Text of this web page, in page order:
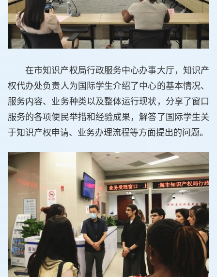
在市知识产权局行政服务中心办事大厅，知识产
权代办处负责人为国际学生介绍了中心的基本情况、
服务内容、业务种类以及整体运行现状，分享了窗口
服务的各项便民举措和经验成果，解答了国际学生关
于知识产权申请、业务办理流程等方面提出的问题。